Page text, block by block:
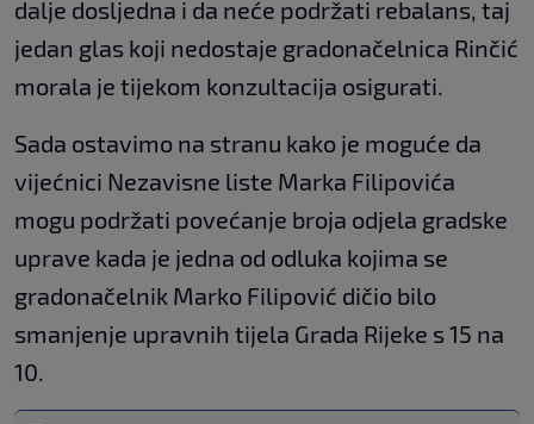
dalje dosljedna i da neće podržati rebalans, taj
jedan glas koji nedostaje gradonačelnica Rinčić
morala je tijekom konzultacija osigurati.
Sada ostavimo na stranu kako je moguće da
vijećnici Nezavisne liste Marka Filipovića
mogu podržati povećanje broja odjela gradske
uprave kada je jedna od odluka kojima se
gradonačelnik Marko Filipović dičio bilo
smanjenje upravnih tijela Grada Rijeke s 15 na
10.